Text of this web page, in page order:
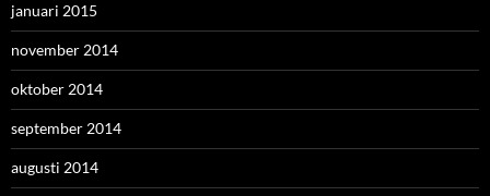
januari 2015
november 2014
oktober 2014
september 2014
augusti 2014